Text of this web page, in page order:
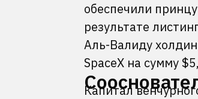
обеспечили
результате
Аль-Валиду
SpaceX на сумму
Капитал